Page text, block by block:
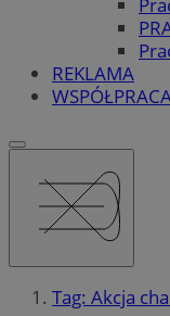
REKLAMA
Tag: Akcja